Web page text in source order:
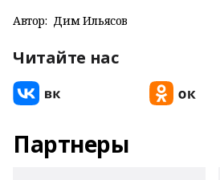
Автор: Дим Ильясов
Читайте нас
Партнеры